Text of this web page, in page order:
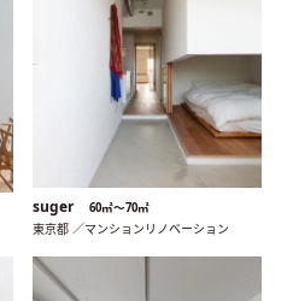
suger 60㎡〜70㎡
東京都 ／マンションリノベーション